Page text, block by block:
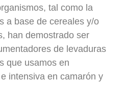
tal como la
a base de cereales y/o
han demostrado ser
de levaduras
que usamos en
intensiva en camarón y